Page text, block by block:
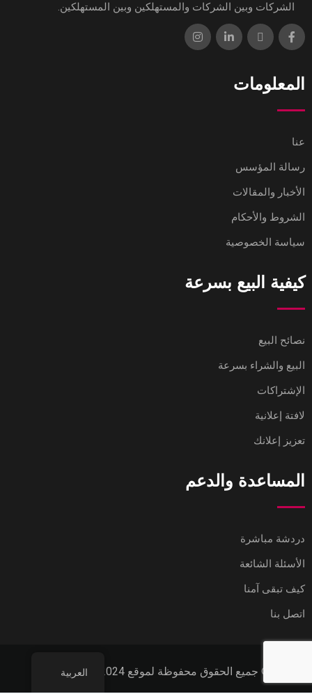
الشركات وبين الشركات والمستهلكين وبين المستهلكين.
المعلومات
عنا
رسالة المؤسس
الأخبار والمقالات
الشروط والأحكام
سياسة الخصوصية
كيفية البيع بسرعة
نصائح البيع
البيع والشراء بسرعة
الإشتراكات
لافتة إعلانية
تعزيز إعلانك
المساعدة والدعم
دردشة مباشرة
الأسئلة الشائعة
كيف تبقى آمنا
اتصل بنا
© جميع الحقوق محفوظة لموقع eQatar.com 2024 العربية